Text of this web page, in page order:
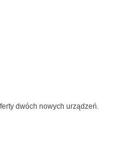
dwóch nowych urządzeń.